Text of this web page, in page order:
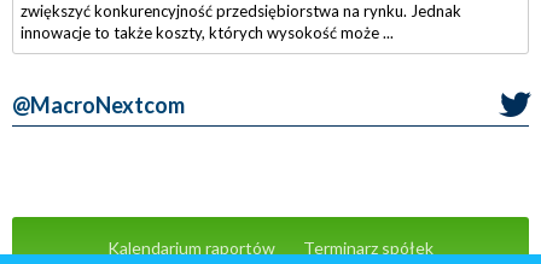
zwiększyć konkurencyjność przedsiębiorstwa na rynku. Jednak
innowacje to także koszty, których wysokość może ...
@MacroNextcom
Kalendarium raportów Terminarz spółek